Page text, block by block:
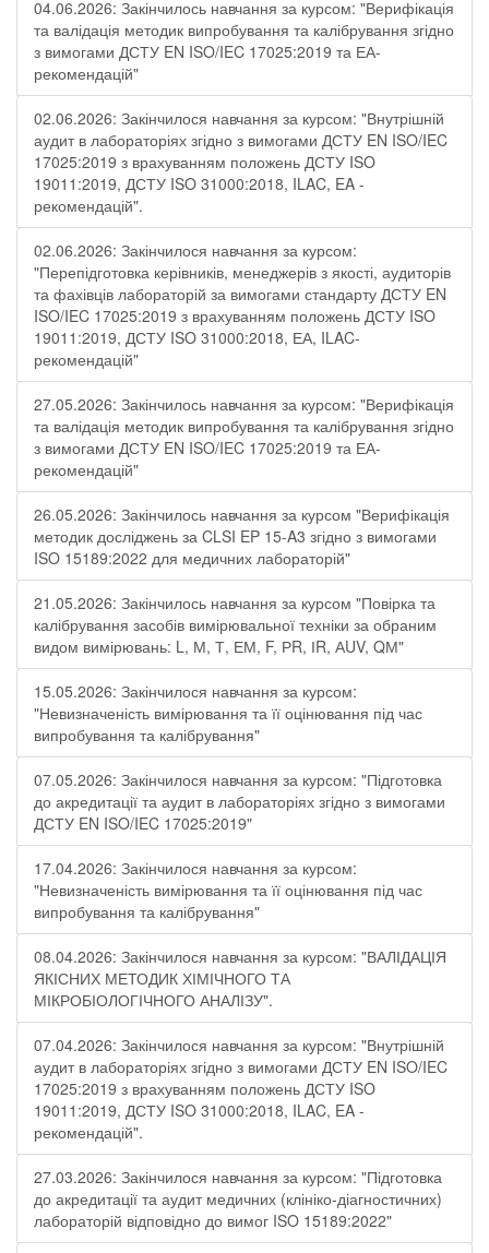
04.06.2026: Закінчилось навчання за курсом: "Верифікація
та валідація методик випробування та калібрування згідно
з вимогами ДСТУ EN ISO/IEC 17025:2019 та ЕА-
рекомендацій"
02.06.2026: Закінчилося навчання за курсом: "Внутрішній
аудит в лабораторіях згідно з вимогами ДСТУ EN ISO/IEC
17025:2019 з врахуванням положень ДСТУ ISO
19011:2019, ДСТУ ISO 31000:2018, ILAC, EA -
рекомендацій".
02.06.2026: Закінчилося навчання за курсом:
"Перепідготовка керівників, менеджерів з якості, аудиторів
та фахівців лабораторій за вимогами стандарту ДСТУ EN
ISO/IEC 17025:2019 з врахуванням положень ДСТУ ISO
19011:2019, ДСТУ ISO 31000:2018, ЕА, ILAC-
рекомендацій"
27.05.2026: Закінчилось навчання за курсом: "Верифікація
та валідація методик випробування та калібрування згідно
з вимогами ДСТУ EN ISO/IEC 17025:2019 та ЕА-
рекомендацій"
26.05.2026: Закінчилось навчання за курсом "Верифікація
методик досліджень за CLSI EP 15-A3 згідно з вимогами
ISO 15189:2022 для медичних лабораторій"
21.05.2026: Закінчилось навчання за курсом "Повірка та
калібрування засобів вимірювальної техніки за обраним
видом вимірювань: L, М, Т, ЕМ, F, РR, ІR, АUV, QМ"
15.05.2026: Закінчилося навчання за курсом:
"Невизначеність вимірювання та її оцінювання під час
випробування та калібрування"
07.05.2026: Закінчилося навчання за курсом: "Підготовка
до акредитації та аудит в лабораторіях згідно з вимогами
ДСТУ EN ISO/IEC 17025:2019"
17.04.2026: Закінчилося навчання за курсом:
"Невизначеність вимірювання та її оцінювання під час
випробування та калібрування"
08.04.2026: Закінчилося навчання за курсом: "ВАЛІДАЦІЯ
ЯКІСНИХ МЕТОДИК ХІМІЧНОГО ТА
МІКРОБІОЛОГІЧНОГО АНАЛІЗУ".
07.04.2026: Закінчилося навчання за курсом: "Внутрішній
аудит в лабораторіях згідно з вимогами ДСТУ EN ISO/IEC
17025:2019 з врахуванням положень ДСТУ ISO
19011:2019, ДСТУ ISO 31000:2018, ILAC, EA -
рекомендацій".
27.03.2026: Закінчилося навчання за курсом: "Підготовка
до акредитації та аудит медичних (клініко-діагностичних)
лабораторій відповідно до вимог ISO 15189:2022"